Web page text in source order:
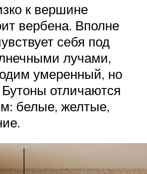
к вершине
вербена. Вполне
себя под
лучами,
умеренный, но
отличаются
белые, желтые,